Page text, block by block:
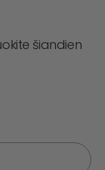
šiandien